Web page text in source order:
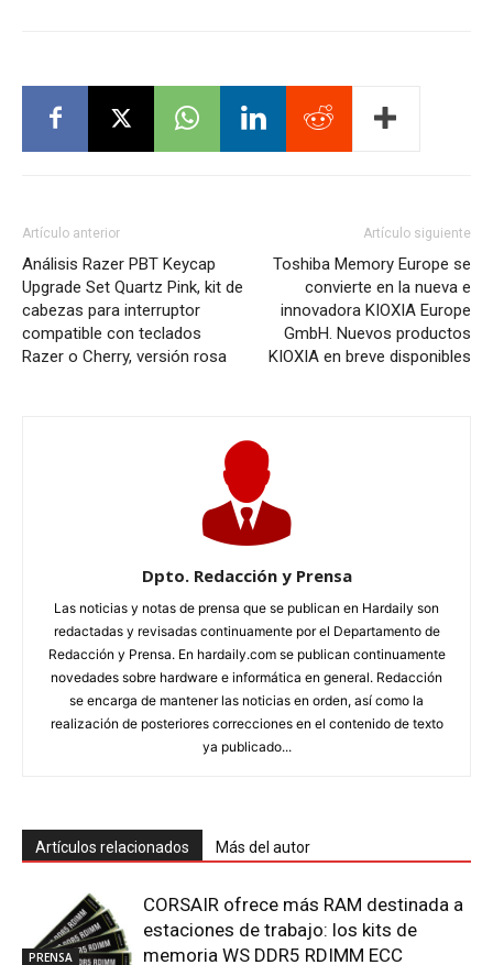
Artículo anterior
Análisis Razer PBT Keycap
Upgrade Set Quartz Pink, kit de
cabezas para interruptor
compatible con teclados
Razer o Cherry, versión rosa
Artículo siguiente
Toshiba Memory Europe se
convierte en la nueva e
innovadora KIOXIA Europe
GmbH. Nuevos productos
KIOXIA en breve disponibles
Dpto. Redacción y Prensa
Las noticias y notas de prensa que se publican en Hardaily son
redactadas y revisadas continuamente por el Departamento de
Redacción y Prensa. En hardaily.com se publican continuamente
novedades sobre hardware e informática en general. Redacción
se encarga de mantener las noticias en orden, así como la
realización de posteriores correcciones en el contenido de texto
ya publicado...
Artículos relacionados Más del autor
PRENSA
CORSAIR ofrece más RAM destinada a
estaciones de trabajo: los kits de
memoria WS DDR5 RDIMM ECC